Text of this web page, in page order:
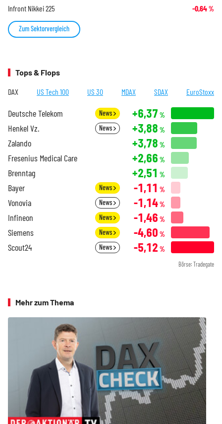
Infront Nikkei 225 -0,64%
Zum Sektorvergleich
Tops & Flops
DAX US Tech 100 US 30 MDAX SDAX EuroStoxx
Deutsche Telekom News +6,37 %
Henkel Vz. News +3,88 %
Zalando +3,78 %
Fresenius Medical Care +2,66 %
Brenntag +2,51 %
Bayer News -1,11 %
Vonovia News -1,14%
Infineon News -1,46 %
Siemens News -4,60 %
Scout24 News -5,12 %
Börse: Tradegate
Mehr zum Thema